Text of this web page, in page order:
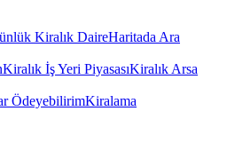
Kiralık DaireHaritada Ara
Kiralık İş Yeri PiyasasıKiralık Arsa
ÖdeyebilirimKiralama